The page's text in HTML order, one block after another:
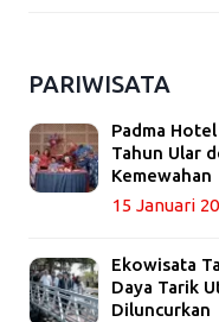
PARIWISATA
Padma
Tahun Ular
Kemewahan
15 Januari
Ekowisata
Daya Tarik
Diluncurkan